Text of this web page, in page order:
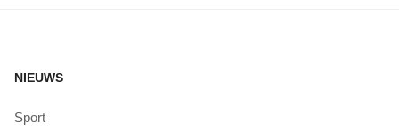
NIEUWS
Sport